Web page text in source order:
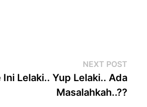
NEXT POSTNext
Lelaki.. Yup Lelaki.. Ada
Masalahkah..??